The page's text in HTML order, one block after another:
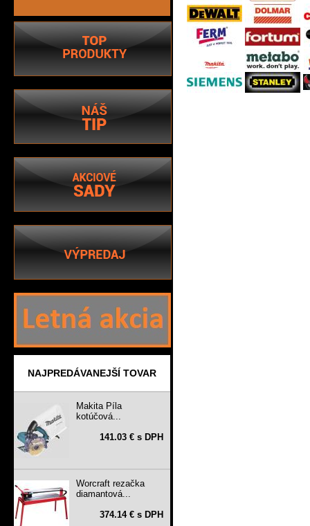
NAJPREDÁVANEJŠÍ TOVAR
Makita Píla
kotúčová...
141.03 € s DPH
Worcraft rezačka
diamantová...
374.14 € s DPH